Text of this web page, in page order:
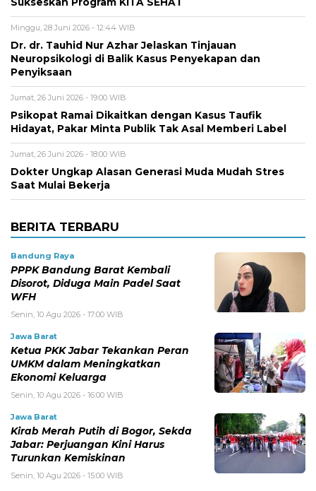
Minggu, 28 Juni 2026 - 12:44 WIB
Dr. dr. Tauhid Nur Azhar Jelaskan Tinjauan
Neuropsikologi di Balik Kasus Penyekapan dan
Penyiksaan
Jumat, 26 Juni 2026 - 19:00 WIB
Psikopat Ramai Dikaitkan dengan Kasus Taufik
Hidayat, Pakar Minta Publik Tak Asal Memberi Label
Jumat, 26 Juni 2026 - 18:00 WIB
Dokter Ungkap Alasan Generasi Muda Mudah Stres
Saat Mulai Bekerja
BERITA TERBARU
Bandung Raya
PPPK Bandung Barat Kembali
Disorot, Diduga Main Padel Saat
WFH
Senin, 10 Agu 2026 - 17:00 WIB
Jawa Barat
Ketua PKK Jabar Tekankan Peran
UMKM dalam Meningkatkan
Ekonomi Keluarga
Senin, 10 Agu 2026 - 16:00 WIB
Jawa Barat
Kirab Merah Putih di Bogor, Sekda
Jabar: Perjuangan Kini Harus
Turunkan Kemiskinan
Senin, 10 Agu 2026 - 15:00 WIB